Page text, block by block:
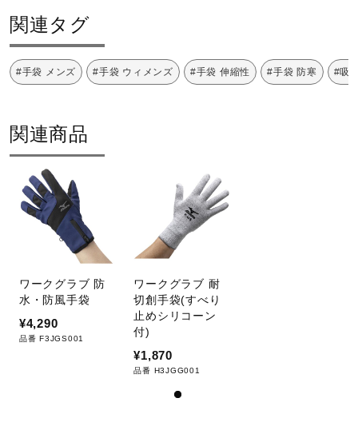
コラボ／ライセンス
その他
サポート
直営店一覧
手袋のサイズは、手囲いの長さが目安となります。
手囲いとは、親指の第一関節とほぼ同位置にある生命線の始
点と、小指の付け根と手首を結んだ線の、手首から3分の1
の距離を結んだ手の平の周りの長さです。
※一般的な手袋サイズの測り方です。
※手袋サイズ選びの目安として下さい。
※実際のサイズは商品のタイプ、仕様などによって異なりま
す。
カラー
関連タグ
#手袋 メンズ #手袋 ウィメンズ #手袋 伸縮性 #手袋 防寒 #吸
関連商品
ワークグラブ 防
水・防風手袋
¥4,290
品番 F3JGS001
ワークグラブ 耐
切創手袋(すべり
止めシリコーン
付)
¥1,870
品番 H3JGG001